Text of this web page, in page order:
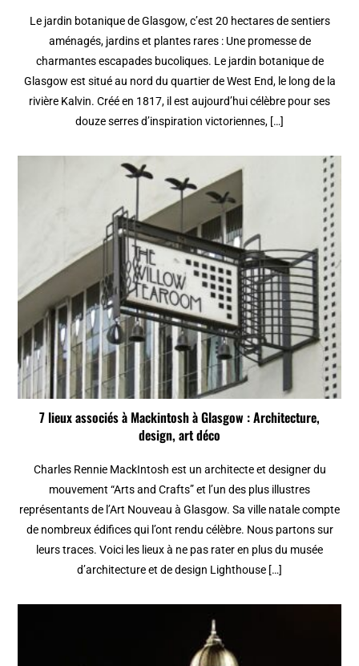
Le jardin botanique de Glasgow, c’est 20 hectares de sentiers
aménagés, jardins et plantes rares : Une promesse de
charmantes escapades bucoliques. Le jardin botanique de
Glasgow est situé au nord du quartier de West End, le long de la
rivière Kalvin. Créé en 1817, il est aujourd’hui célèbre pour ses
douze serres d’inspiration victoriennes, […]
7 lieux associés à Mackintosh à Glasgow : Architecture,
design, art déco
Charles Rennie MackIntosh est un architecte et designer du
mouvement “Arts and Crafts” et l’un des plus illustres
représentants de l’Art Nouveau à Glasgow. Sa ville natale compte
de nombreux édifices qui l’ont rendu célèbre. Nous partons sur
leurs traces. Voici les lieux à ne pas rater en plus du musée
d’architecture et de design Lighthouse […]